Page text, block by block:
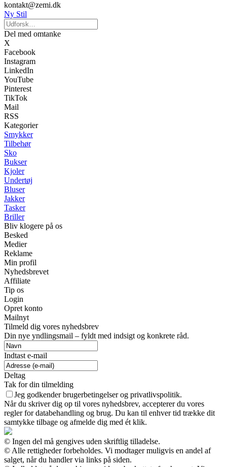
kontakt@zemi.dk
Ny Stil
Del med omtanke
X
Facebook
Instagram
LinkedIn
YouTube
Pinterest
TikTok
Mail
RSS
Kategorier
Smykker
Tilbehør
Sko
Bukser
Kjoler
Undertøj
Bluser
Jakker
Tasker
Briller
Bliv klogere på os
Besked
Medier
Reklame
Min profil
Nyhedsbrevet
Affiliate
Tip os
Login
Opret konto
Mailnyt
Tilmeld dig vores nyhedsbrev
Din nye yndlingsmail – fyldt med indsigt og konkrete råd.
Indtast e-mail
Deltag
Tak for din tilmelding
Jeg godkender brugerbetingelser og privatlivspolitik.
Når du skriver dig op til vores nyhedsbrev, accepterer du vores
regler for databehandling og brug. Du kan til enhver tid trække dit
samtykke tilbage og afmelde dig med ét klik.
© Ingen del må gengives uden skriftlig tilladelse.
© Alle rettigheder forbeholdes. Vi modtager muligvis en andel af
salget, når du handler via links på siden.